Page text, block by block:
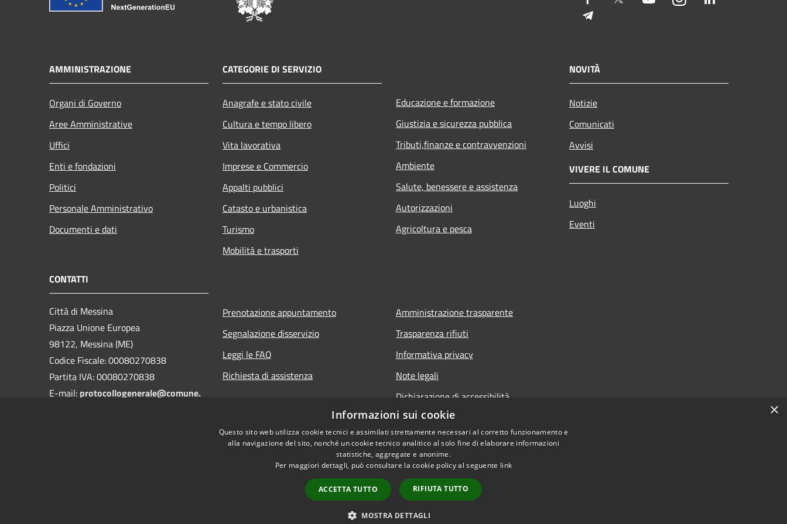
AMMINISTRAZIONE
Organi di Governo
Aree Amministrative
Uffici
Enti e fondazioni
Politici
Personale Amministrativo
Documenti e dati
CATEGORIE DI SERVIZIO
Anagrafe e stato civile
Cultura e tempo libero
Vita lavorativa
Imprese e Commercio
Appalti pubblici
Catasto e urbanistica
Turismo
Mobilità e trasporti
Educazione e formazione
Giustizia e sicurezza pubblica
Tributi,finanze e contravvenzioni
Ambiente
Salute, benessere e assistenza
Autorizzazioni
Agricoltura e pesca
NOVITÀ
Notizie
Comunicati
Avvisi
VIVERE IL COMUNE
Luoghi
Eventi
CONTATTI
Città di Messina
Piazza Unione Europea
98122, Messina (ME)
Codice Fiscale: 00080270838
Partita IVA: 00080270838
E-mail: protocollogenerale@comune.
Prenotazione appuntamento
Segnalazione disservizio
Leggi le FAQ
Richiesta di assistenza
Amministrazione trasparente
Trasparenza rifiuti
Informativa privacy
Note legali
Dichiarazione di accessibilità
Copyright © 2026 • Città di Messina • Powered by
×
Informazioni sui cookie
Questo sito web utilizza cookie tecnici e assimilati strettamente necessari al corretto funzionamento e
alla navigazione del sito, nonché un cookie tecnico analitico al solo fine di elaborare informazioni
statistiche, aggregate e anonime.
Per maggiori dettagli, può consultare la cookie policy al seguente link
ACCETTA TUTTO RIFIUTA TUTTO
MOSTRA DETTAGLI